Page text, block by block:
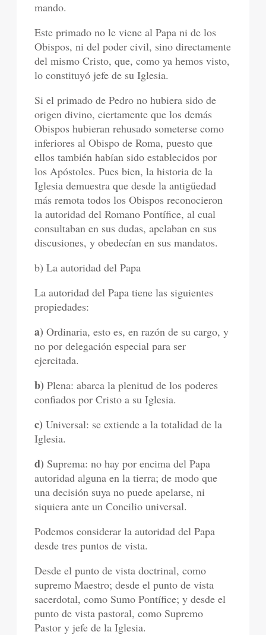
mando.
Este primado no le viene al Papa ni de los
Obispos, ni del poder civil, sino directamente
del mismo Cristo, que, como ya hemos visto,
lo constituyó jefe de su Iglesia.
Si el primado de Pedro no hubiera sido de
origen divino, ciertamente que los demás
Obispos hubieran rehusado someterse como
inferiores al Obispo de Roma, puesto que
ellos también habían sido establecidos por
los Apóstoles. Pues bien, la historia de la
Iglesia demuestra que desde la antigüedad
más remota todos los Obispos reconocieron
la autoridad del Romano Pontífice, al cual
consultaban en sus dudas, apelaban en sus
discusiones, y obedecían en sus mandatos.
b) La autoridad del Papa
La autoridad del Papa tiene las siguientes
propiedades:
a)Ordinaria, esto es, en razón de su cargo, y
no por delegación especial para ser
ejercitada.
b)Plena: abarca la plenitud de los poderes
confiados por Cristo a su Iglesia.
c)Universal: se extiende a la totalidad de la
Iglesia.
d) Suprema: no hay por encima del Papa
autoridad alguna en la tierra; de modo que
una decisión suya no puede apelarse, ni
siquiera ante un Concilio universal.
Podemos considerar la autoridad del Papa
desde tres puntos de vista.
Desde el punto de vista doctrinal, como
supremo Maestro; desde el punto de vista
sacerdotal, como Sumo Pontífice; y desde el
punto de vista pastoral, como Supremo
Pastor y jefe de la Iglesia.